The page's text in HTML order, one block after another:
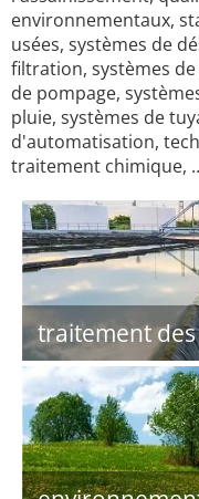
environnementaux,
usées, systèmes de
filtration, systèmes
de pompage,
pluie, systèmes de
d'automatisation,
traitement chimique,
traitement